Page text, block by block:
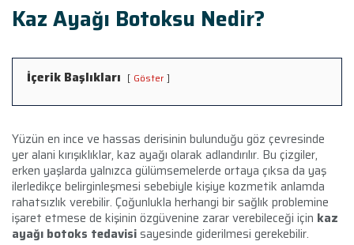
Kaz Ayağı Botoksu Nedir?
İçerik Başlıkları Göster
Yüzün en ince ve hassas derisinin bulunduğu göz çevresinde
yer alani kırışıklıklar, kaz ayağı olarak adlandırılır. Bu çizgiler,
erken yaşlarda yalnızca gülümsemelerde ortaya çıksa da yaş
ilerledikçe belirginleşmesi sebebiyle kişiye kozmetik anlamda
rahatsızlık verebilir. Çoğunlukla herhangi bir sağlık problemine
işaret etmese de kişinin özgüvenine zarar verebileceği için kaz
ayağı botoks tedavisisayesinde giderilmesi gerekebilir.